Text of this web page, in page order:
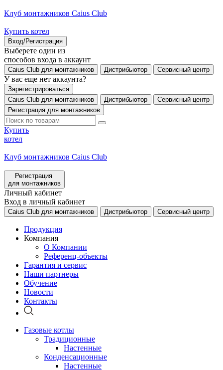
Клуб монтажников Caius Club
Купить котел
Вход/Регистрация
Выберете один из
способов входа в аккаунт
Caius Club для монтажников Дистрибьютор Сервисный центр
У вас еще нет аккаунта?
Зарегистрироваться
Caius Club для монтажников
Дистрибьютор
Сервисный центр
Регистрация для монтажников
Купить
котел
Клуб монтажников Caius Club
Регистрация
для монтажников
Личный кабинет
Вход в личный кабинет
Caius Club для монтажников Дистрибьютор Сервисный центр
Продукция
Компания
О Компании
Референц-объекты
Гарантия и сервис
Наши партнеры
Обучение
Новости
Контакты
Газовые котлы
Традиционные
Настенные
Конденсационные
Настенные